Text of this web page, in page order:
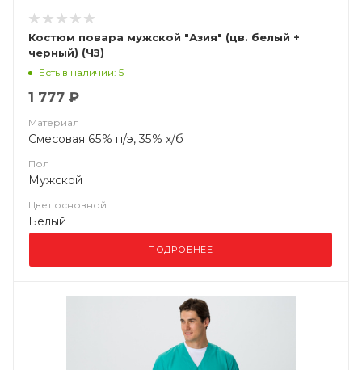
Костюм повара мужской "Азия" (цв. белый +
черный) (ЧЗ)
Есть в наличии: 5
1 777 ₽
Материал
Смесовая 65% п/э, 35% х/б
Пол
Мужской
Цвет основной
Белый
ПОДРОБНЕЕ